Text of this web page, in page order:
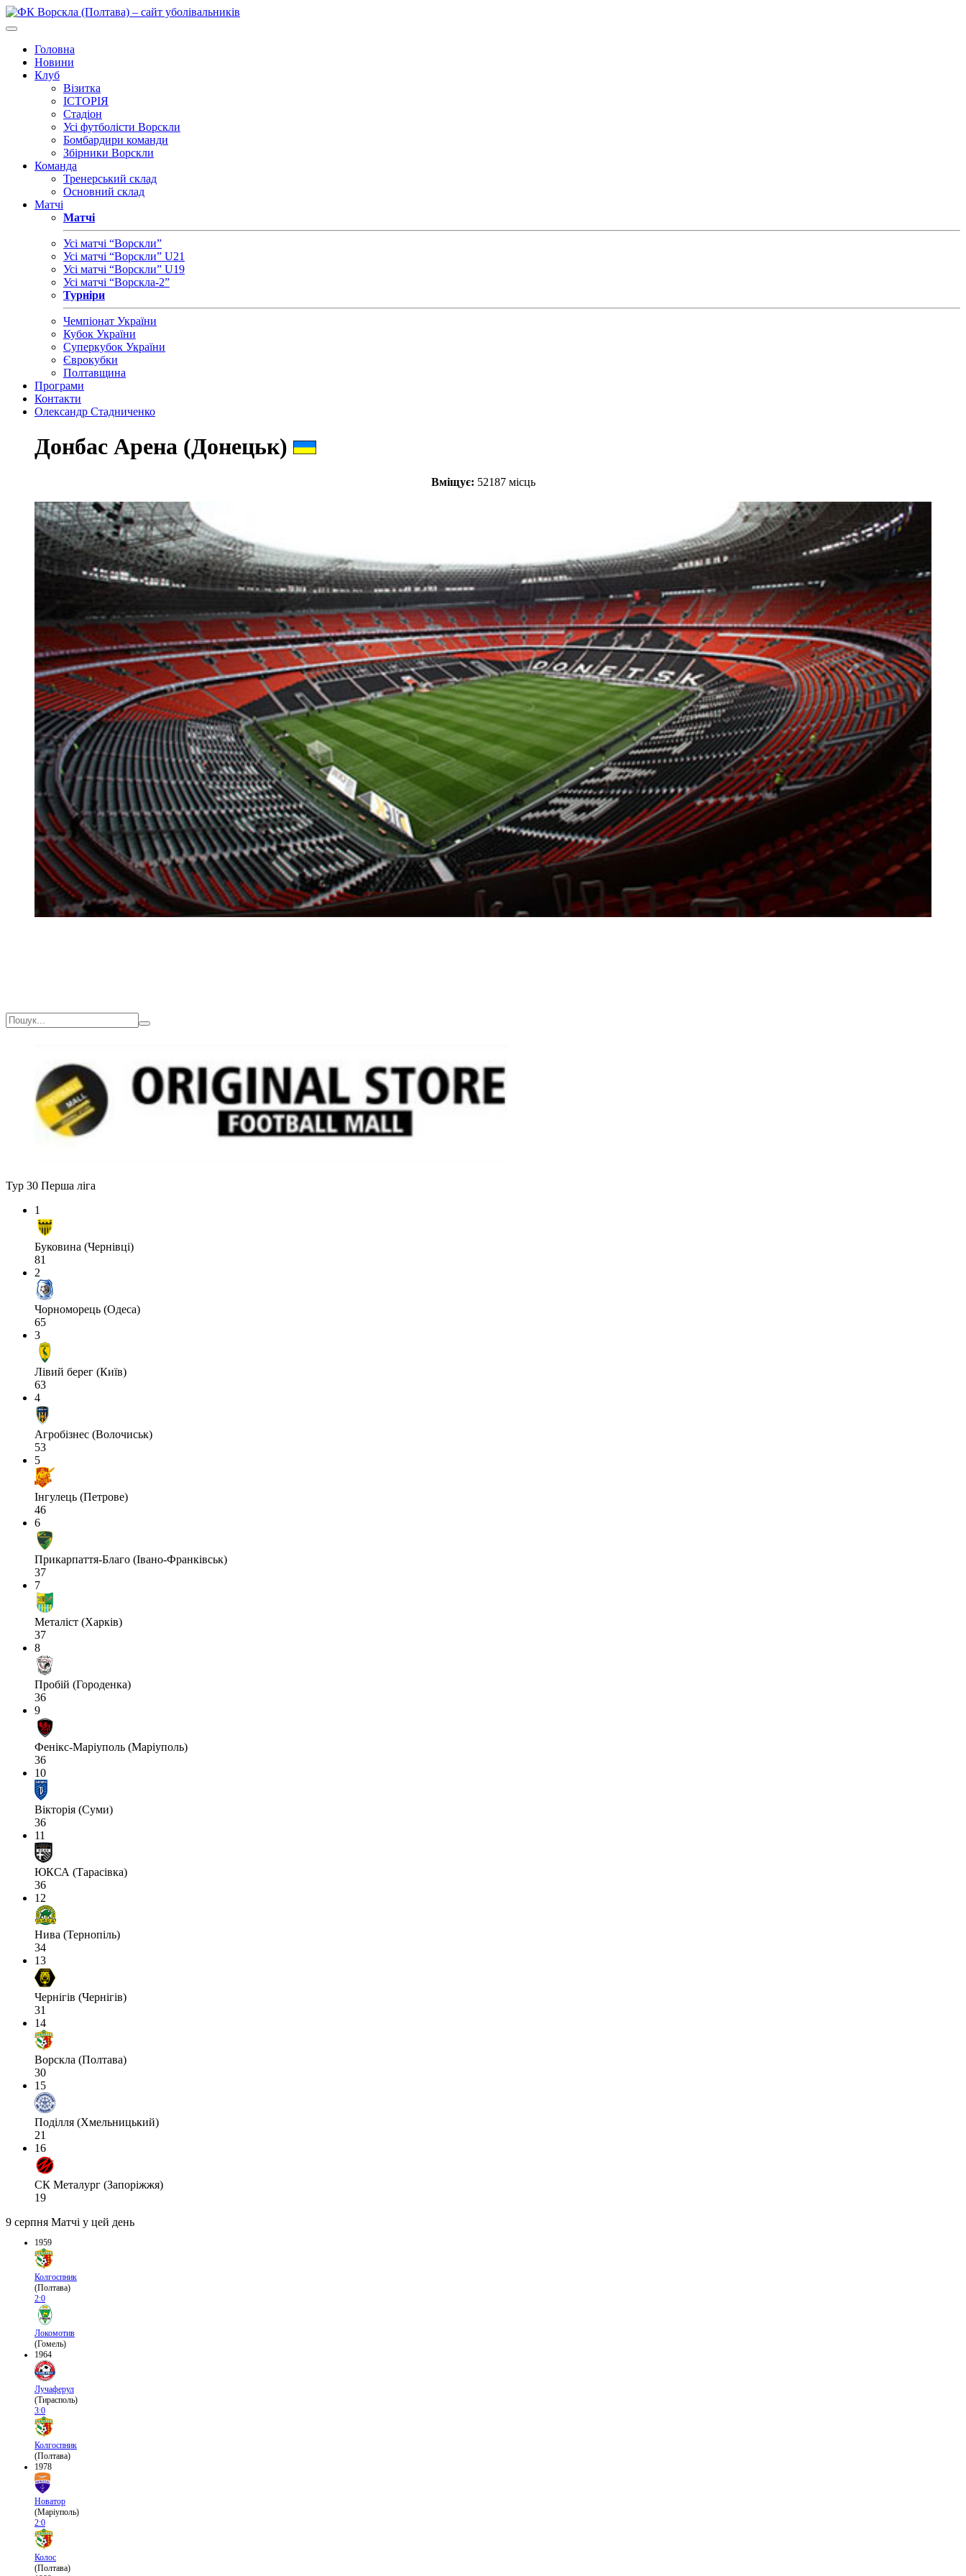
Головна
Новини
Клуб
Візитка
ІСТОРІЯ
Стадіон
Усі футболісти Ворскли
Бомбардири команди
Збірники Ворскли
Команда
Тренерський склад
Основний склад
Матчі
Матчі
Усі матчі “Ворскли”
Усі матчі “Ворскли” U21
Усі матчі “Ворскли” U19
Усі матчі “Ворскла-2”
Турніри
Чемпіонат України
Кубок України
Суперкубок України
Єврокубки
Полтавщина
Програми
Контакти
Олександр Стадниченко
Донбас Арена (Донецьк)
Вміщує: 52187 місць
Тур 30 Перша ліга
1
Буковина (Чернівці)
81
2
Чорноморець (Одеса)
65
3
Лівий берег (Київ)
63
4
Агробізнес (Волочиськ)
53
5
Інгулець (Петрове)
46
6
Прикарпаття-Благо (Івано-Франківськ)
37
7
Металіст (Харків)
37
8
Пробій (Городенка)
36
9
Фенікс-Маріуполь (Маріуполь)
36
10
Вікторія (Суми)
36
11
ЮКСА (Тарасівка)
36
12
Нива (Тернопіль)
34
13
Чернігів (Чернігів)
31
14
Ворскла (Полтава)
30
15
Поділля (Хмельницький)
21
16
СК Металург (Запоріжжя)
19
9 серпня Матчі у цей день
1959
Колгоспник
(Полтава)
2:0
Локомотив
(Гомель)
1964
Лучаферул
(Тирасполь)
3:0
Колгоспник
(Полтава)
1978
Новатор
(Маріуполь)
2:0
Колос
(Полтава)